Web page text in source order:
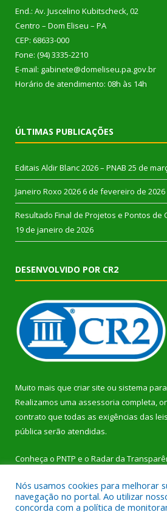
End.: Av. Juscelino Kubitscheck, 02
Centro – Dom Eliseu – PA
CEP: 68633-000
Fone: (94) 3335-2210
E-mail: gabinete@domeliseu.pa.gov.br
Horário de atendimento: 08h às 14h
ÚLTIMAS PUBLICAÇÕES
Editais Aldir Blanc 2026 – PNAB 25 de
Janeiro Roxo 2026 6 de fevereiro de 2026
Resultado Final de Projetos e Pontos de
19 de janeiro de 2026
DESENVOLVIDO POR CR2
Muito mais que criar site ou sistema
Realizamos uma assessoria completa,
contrato que todas as exigências das
pública serão atendidas.
Conheça o PNTP e o Radar da
Nós usamos cookies para melhorar
navegação no portal. Ao utilizar
concorda com a política de